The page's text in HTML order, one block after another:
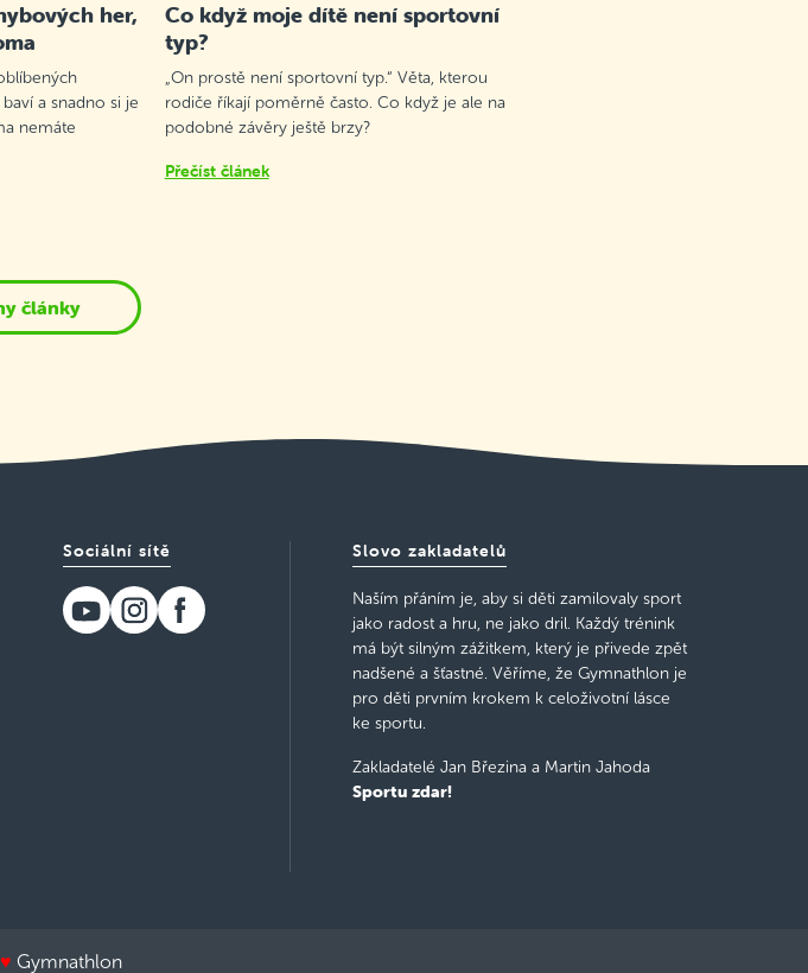
her,
a snadno si je
nemáte
Co když moje dítě není sportovní
typ?
„On prostě není sportovní typ.“ Věta, kterou
rodiče říkají poměrně často. Co když je ale na
podobné závěry ještě brzy?
Přečíst článek
články
Sociální sítě Slovo zakladatelů
Naším přáním je, aby si děti zamilovaly sport
jako radost a hru, ne jako dril. Každý trénink
má být silným zážitkem, který je přivede zpět
nadšené a šťastné. Věříme, že Gymnathlon je
pro děti prvním krokem k celoživotní lásce
ke sportu.
Zakladatelé Jan Březina a Martin Jahoda
Sportu zdar!
♥ Gymnathlon